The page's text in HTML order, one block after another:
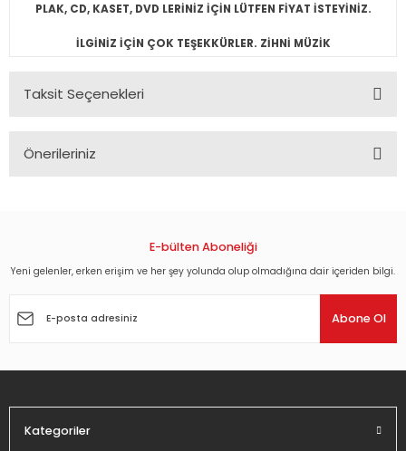
PLAK, CD, KASET, DVD LERİNİZ İÇİN LÜTFEN FİYAT İSTEYİNİZ.
İLGİNİZ İÇİN ÇOK TEŞEKKÜRLER. ZİHNİ MÜZİK
Taksit Seçenekleri
Önerileriniz
Görüş ve önerileriniz için teşekkür ederiz.
Ürün açıklamasında eksik bilgiler bulunuyor.
E-bülten Aboneliği
Yeni gelenler, erken erişim ve her şey yolunda olup olmadığına dair içeriden bilgi.
Abone Ol
Kategoriler